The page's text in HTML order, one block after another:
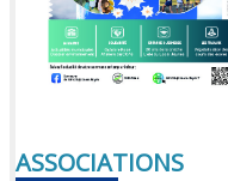
ASSOCIATIONS